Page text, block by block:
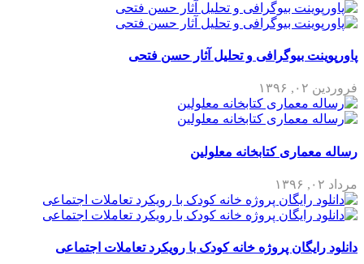
پاورپوینت بیوگرافی و تحلیل آثار حسن فتحی
فروردین ۰۲, ۱۳۹۶
رساله معماری کتابخانه معلولین
مرداد ۰۲, ۱۳۹۶
دانلود رایگان پروژه خانه کودک با رویکرد تعاملات اجتماعی